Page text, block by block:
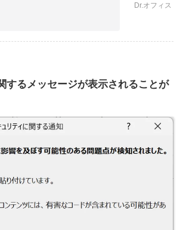
Dr.オフィス
するメッセージが表示されることが